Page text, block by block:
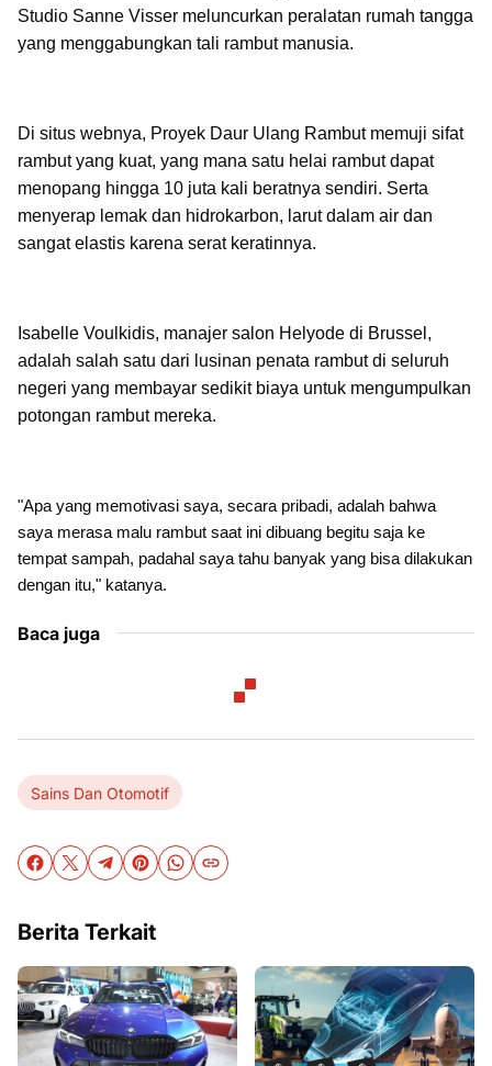
Studio Sanne Visser meluncurkan peralatan rumah tangga
yang menggabungkan tali rambut manusia.
Di situs webnya, Proyek Daur Ulang Rambut memuji sifat
rambut yang kuat, yang mana satu helai rambut dapat
menopang hingga 10 juta kali beratnya sendiri. Serta
menyerap lemak dan hidrokarbon, larut dalam air dan
sangat elastis karena serat keratinnya.
Isabelle Voulkidis, manajer salon Helyode di Brussel,
adalah salah satu dari lusinan penata rambut di seluruh
negeri yang membayar sedikit biaya untuk mengumpulkan
potongan rambut mereka.
"Apa yang memotivasi saya, secara pribadi, adalah bahwa
saya merasa malu rambut saat ini dibuang begitu saja ke
tempat sampah, padahal saya tahu banyak yang bisa dilakukan
dengan itu," katanya.
Baca juga
Sains Dan Otomotif
Berita Terkait